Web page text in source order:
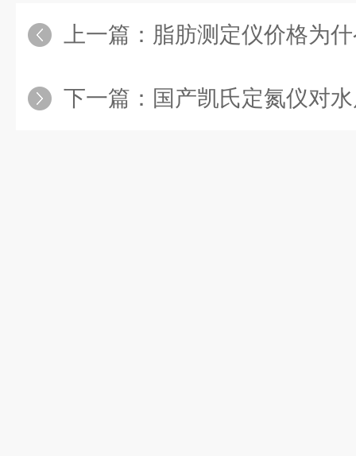
上一篇： 脂肪测定仪价格为
下一篇： 国产凯氏定氮仪对